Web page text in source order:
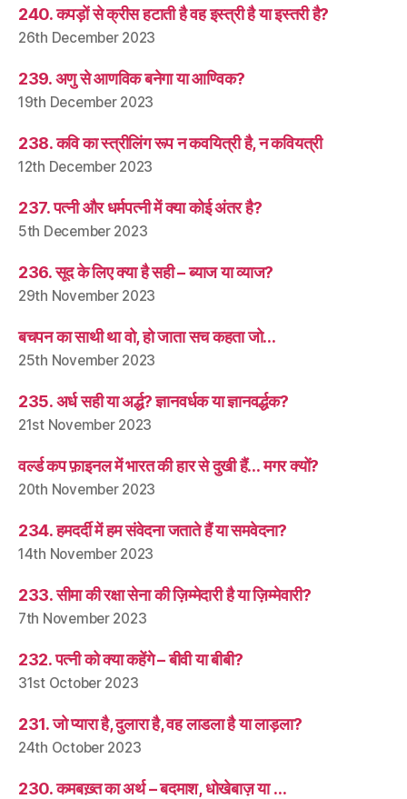
240. कपड़ों से क्रीस हटाती है वह इस्त्री है या इस्तरी है?
26th December 2023
239. अणु से आणविक बनेगा या आण्विक?
19th December 2023
238. कवि का स्त्रीलिंग रूप न कवयित्री है, न कवियत्री
12th December 2023
237. पत्नी और धर्मपत्नी में क्या कोई अंतर है?
5th December 2023
236. सूद के लिए क्या है सही – ब्याज या व्याज?
29th November 2023
बचपन का साथी था वो, हो जाता सच कहता जो…
25th November 2023
235. अर्ध सही या अर्द्ध? ज्ञानवर्धक या ज्ञानवर्द्धक?
21st November 2023
वर्ल्ड कप फ़ाइनल में भारत की हार से दुखी हैं… मगर क्यों?
20th November 2023
234. हमदर्दी में हम संवेदना जताते हैं या समवेदना?
14th November 2023
233. सीमा की रक्षा सेना की ज़िम्मेदारी है या ज़िम्मेवारी?
7th November 2023
232. पत्नी को क्या कहेंगे – बीवी या बीबी?
31st October 2023
231. जो प्यारा है, दुलारा है, वह लाडला है या लाड़ला?
24th October 2023
230. कमबख़्त का अर्थ – बदमाश, धोखेबाज़ या …